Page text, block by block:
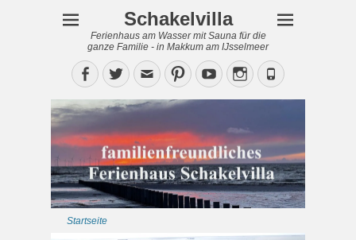
Schakelvilla
Ferienhaus am Wasser mit Sauna für die
ganze Familie - in Makkum am IJsselmeer
Facebook
TwitterEmailPinterestYouTubeInstagram
Phone
Startseite